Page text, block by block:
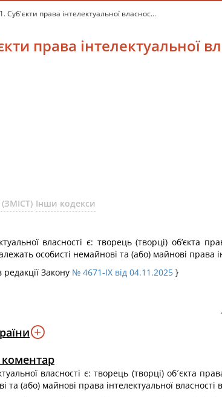
Суб'єкти права інтелектуальної власнос...
права інтелектуальної
Інши кодекси
власності є: творець (творці) об’єкта
особисті немайнові та (або) майнові права
Закону № 4671-IX від 04.11.2025 }
власності є: творець (творці) об´єкта
та (або) майнові права інтелектуальної